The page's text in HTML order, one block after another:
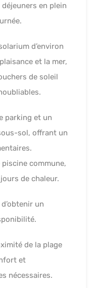
en plein
d’environ
et la mer,
de soleil
parking et un
sol, offrant un
commune,
de chaleur.
un
de la plage
et
nécessaires.